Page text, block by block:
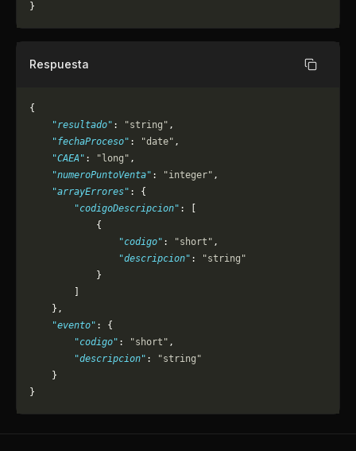
}
Respuesta Copiar
{
    "resultado"
: "string" ,
    "fechaProceso"
: "date" ,
    "CAEA"
: "long" ,
    "numeroPuntoVenta"
: "integer" ,
    "arrayErrores"
: {
        "codigoDescripcion"
: [
            {
                "codigo"
: "short" ,
                "descripcion"
:
"string"
            }
    },
    "evento"
: {
        "codigo"
: "short" ,
        "descripcion"
:
"string"
    }
}